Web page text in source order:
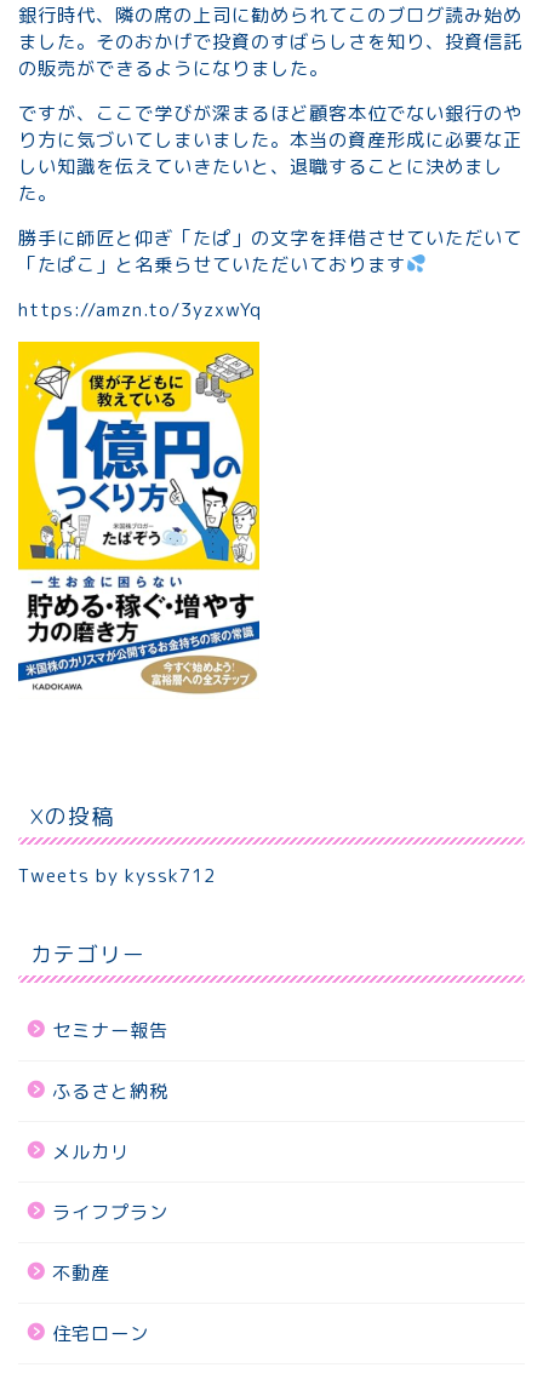
銀行時代、隣の席の上司に勧められてこのブログ読み始め
ました。そのおかげで投資のすばらしさを知り、投資信託
の販売ができるようになりました。
ですが、ここで学びが深まるほど顧客本位でない銀行のや
り方に気づいてしまいました。本当の資産形成に必要な正
しい知識を伝えていきたいと、退職することに決めまし
た。
勝手に師匠と仰ぎ「たぱ」の文字を拝借させていただいて
「たぱこ」と名乗らせていただいております
https://amzn.to/3yzxwYq
Xの投稿
Tweets by kyssk712
カテゴリー
セミナー報告
ふるさと納税
メルカリ
ライフプラン
不動産
住宅ローン